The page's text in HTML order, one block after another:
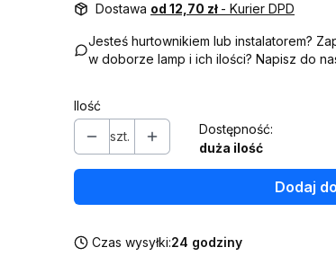
Dostawa od 12,70 zł - Kurier DPD
Jesteś hurtownikiem lub instalatorem?
w doborze lamp i ich ilości? Napisz do
Ilość
szt.
Dostępność:
duża ilość
Dodaj
Czas wysyłki:24 godziny